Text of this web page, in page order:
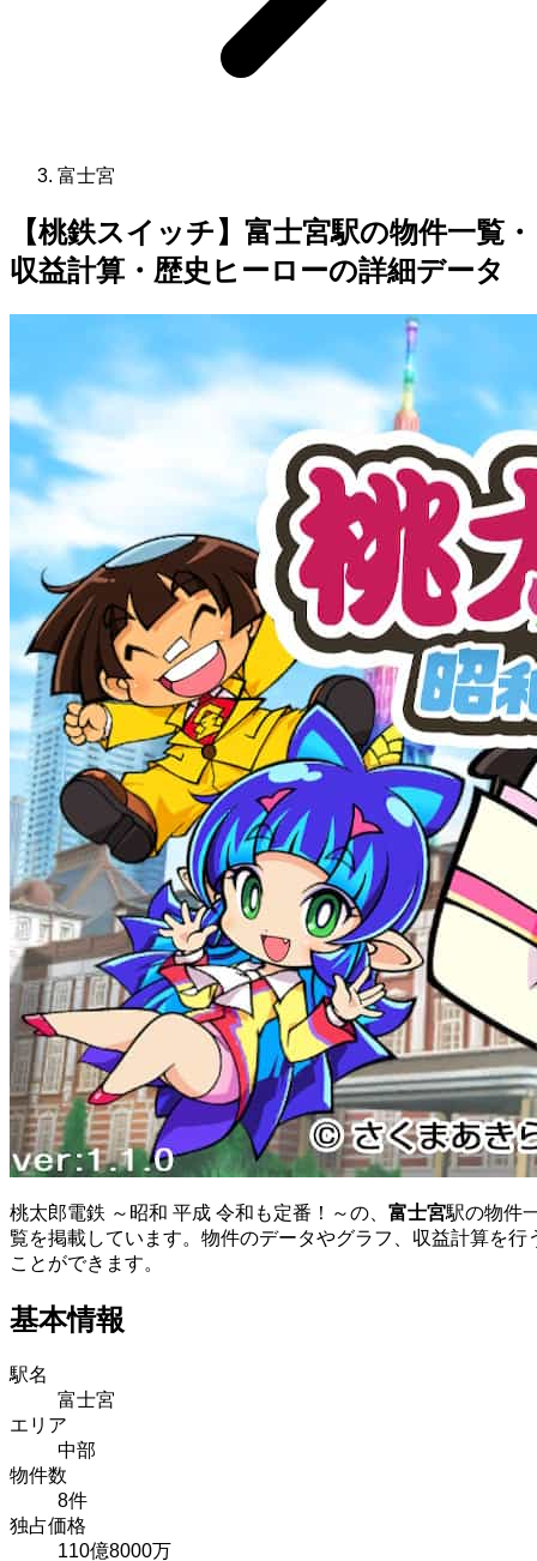
富士宮
【桃鉄スイッチ】富士宮駅の物件一覧・
収益計算・歴史ヒーローの詳細データ
桃太郎電鉄 ～昭和 平成 令和も定番！～の、 富士宮駅の物件
覧を掲載しています。物件のデータやグラフ、収益計算を行
ことができます。
基本情報
駅名
富士宮
エリア
中部
物件数
8件
独占価格
110億8000万